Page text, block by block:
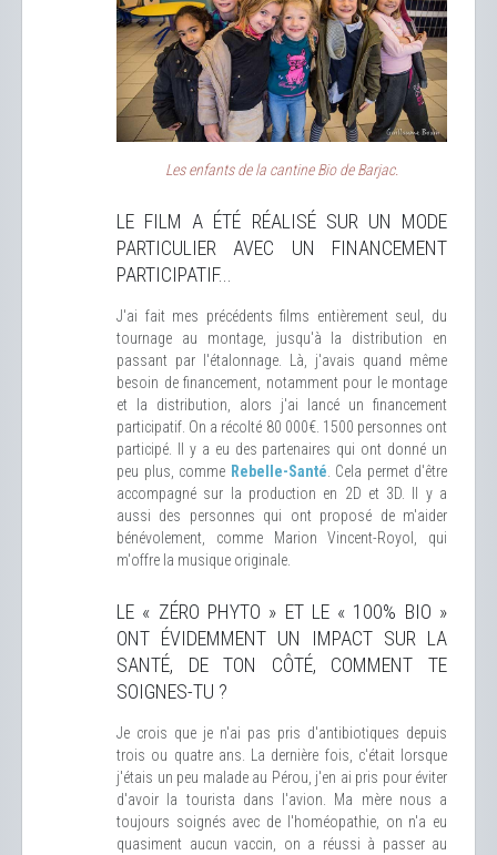
Les enfants de la cantine Bio de Barjac.
LE FILM A ÉTÉ RÉALISÉ SUR UN MODE
PARTICULIER AVEC UN FINANCEMENT
PARTICIPATIF...
J'ai fait mes précédents films entièrement seul, du
tournage au montage, jusqu'à la distribution en
passant par l'étalonnage. Là, j'avais quand même
besoin de financement, notamment pour le montage
et la distribution, alors j'ai lancé un financement
participatif. On a récolté 80 000€. 1500 personnes ont
participé. Il y a eu des partenaires qui ont donné un
peu plus, comme Rebelle-Santé . Cela permet d'être
accompagné sur la production en 2D et 3D. Il y a
aussi des personnes qui ont proposé de m'aider
bénévolement, comme Marion Vincent-Royol, qui
m'offre la musique originale.
LE « ZÉRO PHYTO » ET LE « 100% BIO »
ONT ÉVIDEMMENT UN IMPACT SUR LA
SANTÉ, DE TON CÔTÉ, COMMENT TE
SOIGNES-TU ?
Je crois que je n'ai pas pris d'antibiotiques depuis
trois ou quatre ans. La dernière fois, c'était lorsque
j'étais un peu malade au Pérou, j'en ai pris pour éviter
d'avoir la tourista dans l'avion. Ma mère nous a
toujours soignés avec de l'homéopathie, on n'a eu
quasiment aucun vaccin, on a réussi à passer au